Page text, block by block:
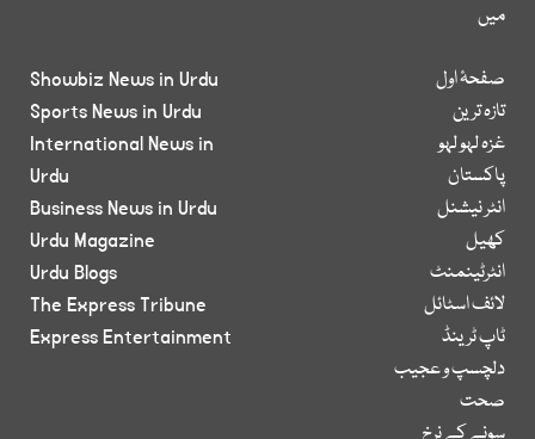
میں
صفحۂ اول
تازہ ترین
غزہ لہو لہو
پاکستان
انٹر نیشنل
کھیل
انٹرٹینمنٹ
لائف اسٹائل
ٹاپ ٹرینڈ
دلچسپ و عجیب
صحت
Showbiz News in Urdu
Sports News in Urdu
International News in
Urdu
Business News in Urdu
Urdu Magazine
Urdu Blogs
The Express Tribune
Express Entertainment